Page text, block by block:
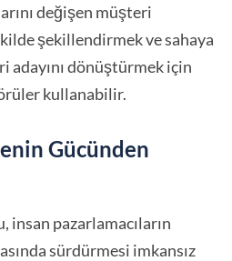
değişen müşteri
şekillendirmek ve sahaya
adayını dönüştürmek için
kullanabilir.
Gücünden
insan pazarlamacıların
sürdürmesi imkansız